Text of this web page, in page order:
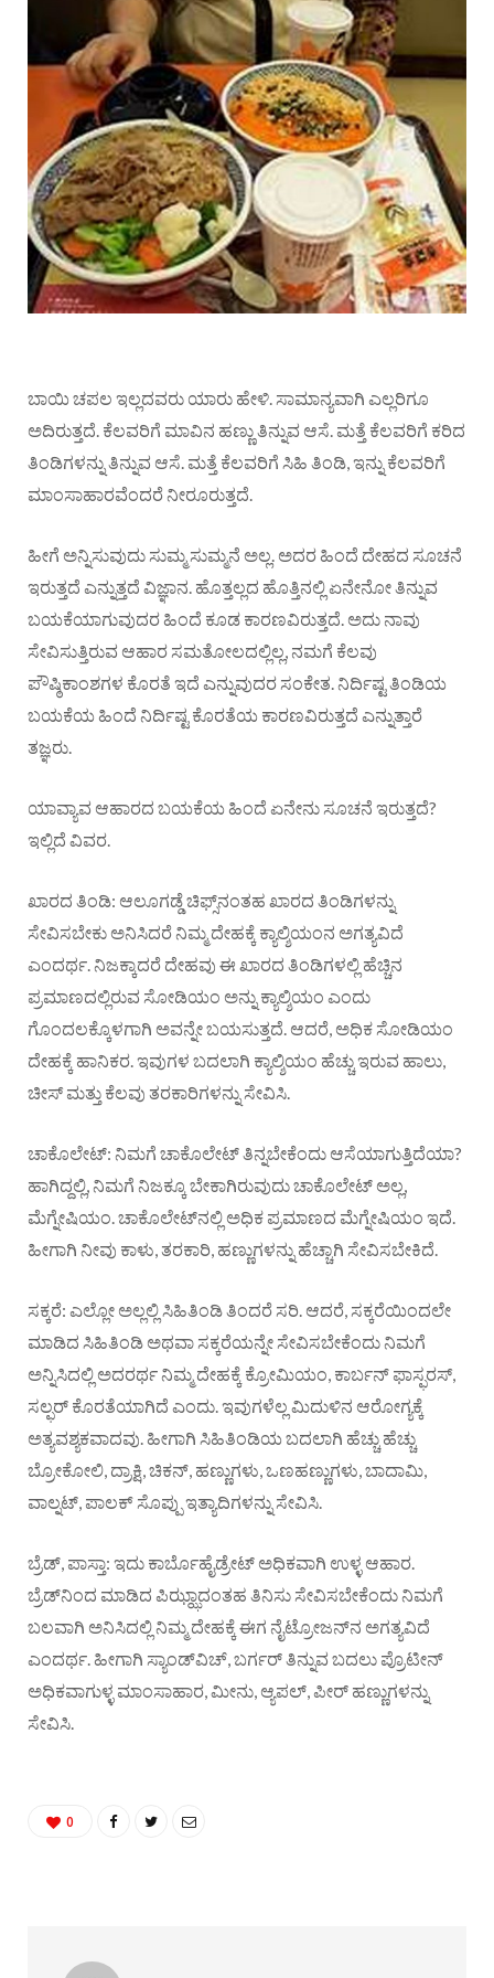
ಬಾಯಿ ಚಪಲ ಇಲ್ಲದವರು ಯಾರು ಹೇಳಿ. ಸಾಮಾನ್ಯವಾಗಿ ಎಲ್ಲರಿಗೂ
ಅದಿರುತ್ತದೆ. ಕೆಲವರಿಗೆ ಮಾವಿನ ಹಣ್ಣು ತಿನ್ನುವ ಆಸೆ. ಮತ್ತೆ ಕೆಲವರಿಗೆ ಕರಿದ
ತಿಂಡಿಗಳನ್ನು ತಿನ್ನುವ ಆಸೆ. ಮತ್ತೆ ಕೆಲವರಿಗೆ ಸಿಹಿ ತಿಂಡಿ, ಇನ್ನು ಕೆಲವರಿಗೆ
ಮಾಂಸಾಹಾರವೆಂದರೆ ನೀರೂರುತ್ತದೆ.
ಹೀಗೆ ಅನ್ನಿಸುವುದು ಸುಮ್ಮ ಸುಮ್ಮನೆ ಅಲ್ಲ. ಅದರ ಹಿಂದೆ ದೇಹದ ಸೂಚನೆ
ಇರುತ್ತದೆ ಎನ್ನುತ್ತದೆ ವಿಜ್ಞಾನ. ಹೊತ್ತಲ್ಲದ ಹೊತ್ತಿನಲ್ಲಿ ಏನೇನೋ ತಿನ್ನುವ
ಬಯಕೆಯಾಗುವುದರ ಹಿಂದೆ ಕೂಡ ಕಾರಣವಿರುತ್ತದೆ. ಅದು ನಾವು
ಸೇವಿಸುತ್ತಿರುವ ಆಹಾರ ಸಮತೋಲದಲ್ಲಿಲ್ಲ, ನಮಗೆ ಕೆಲವು
ಪೌಷ್ಠಿಕಾಂಶಗಳ ಕೊರತೆ ಇದೆ ಎನ್ನುವುದರ ಸಂಕೇತ. ನಿರ್ದಿಷ್ಟ ತಿಂಡಿಯ
ಬಯಕೆಯ ಹಿಂದೆ ನಿರ್ದಿಷ್ಟ ಕೊರತೆಯ ಕಾರಣವಿರುತ್ತದೆ ಎನ್ನುತ್ತಾರೆ
ತಜ್ಞರು.
ಯಾವ್ಯಾವ ಆಹಾರದ ಬಯಕೆಯ ಹಿಂದೆ ಏನೇನು ಸೂಚನೆ ಇರುತ್ತದೆ?
ಇಲ್ಲಿದೆ ವಿವರ.
ಖಾರದ ತಿಂಡಿ: ಆಲೂಗಡ್ಡೆ ಚಿಫ್ಸ್‌ನಂತಹ ಖಾರದ ತಿಂಡಿಗಳನ್ನು
ಸೇವಿಸಬೇಕು ಅನಿಸಿದರೆ ನಿಮ್ಮ ದೇಹಕ್ಕೆ ಕ್ಯಾಲ್ಶಿಯಂನ ಅಗತ್ಯವಿದೆ
ಎಂದರ್ಥ. ನಿಜಕ್ಕಾದರೆ ದೇಹವು ಈ ಖಾರದ ತಿಂಡಿಗಳಲ್ಲಿ ಹೆಚ್ಚಿನ
ಪ್ರಮಾಣದಲ್ಲಿರುವ ಸೋಡಿಯಂ ಅನ್ನು ಕ್ಯಾಲ್ಶಿಯಂ ಎಂದು
ಗೊಂದಲಕ್ಕೊಳಗಾಗಿ ಅವನ್ನೇ ಬಯಸುತ್ತದೆ. ಆದರೆ, ಅಧಿಕ ಸೋಡಿಯಂ
ದೇಹಕ್ಕೆ ಹಾನಿಕರ. ಇವುಗಳ ಬದಲಾಗಿ ಕ್ಯಾಲ್ಶಿಯಂ ಹೆಚ್ಚು ಇರುವ ಹಾಲು,
ಚೀಸ್‌ ಮತ್ತು ಕೆಲವು ತರಕಾರಿಗಳನ್ನು ಸೇವಿಸಿ.
ಚಾಕೊಲೇಟ್‌: ನಿಮಗೆ ಚಾಕೊಲೇಟ್‌ ತಿನ್ನಬೇಕೆಂದು ಆಸೆಯಾಗುತ್ತಿದೆಯಾ?
ಹಾಗಿದ್ದಲ್ಲಿ, ನಿಮಗೆ ನಿಜಕ್ಕೂ ಬೇಕಾಗಿರುವುದು ಚಾಕೊಲೇಟ್‌ ಅಲ್ಲ,
ಮೆಗ್ನೇಷಿಯಂ. ಚಾಕೊಲೇಟ್‌ನಲ್ಲಿ ಅಧಿಕ ಪ್ರಮಾಣದ ಮೆಗ್ನೇಷಿಯಂ ಇದೆ.
ಹೀಗಾಗಿ ನೀವು ಕಾಳು, ತರಕಾರಿ, ಹಣ್ಣುಗಳನ್ನು ಹೆಚ್ಚಾಗಿ ಸೇವಿಸಬೇಕಿದೆ.
ಸಕ್ಕರೆ: ಎಲ್ಲೋ ಅಲ್ಲಲ್ಲಿ ಸಿಹಿತಿಂಡಿ ತಿಂದರೆ ಸರಿ. ಆದರೆ, ಸಕ್ಕರೆಯಿಂದಲೇ
ಮಾಡಿದ ಸಿಹಿತಿಂಡಿ ಅಥವಾ ಸಕ್ಕರೆಯನ್ನೇ ಸೇವಿಸಬೇಕೆಂದು ನಿಮಗೆ
ಅನ್ನಿಸಿದಲ್ಲಿ ಅದರರ್ಥ ನಿಮ್ಮ ದೇಹಕ್ಕೆ ಕ್ರೋಮಿಯಂ, ಕಾರ್ಬನ್‌ ಫಾಸ್ಫರಸ್‌,
ಸಲ್ಫರ್‌ ಕೊರತೆಯಾಗಿದೆ ಎಂದು. ಇವುಗಳೆಲ್ಲ ಮಿದುಳಿನ ಆರೋಗ್ಯಕ್ಕೆ
ಅತ್ಯವಶ್ಯಕವಾದವು. ಹೀಗಾಗಿ ಸಿಹಿತಿಂಡಿಯ ಬದಲಾಗಿ ಹೆಚ್ಚು ಹೆಚ್ಚು
ಬ್ರೋಕೋಲಿ, ದ್ರಾಕ್ಷಿ, ಚಿಕನ್‌, ಹಣ್ಣುಗಳು, ಒಣಹಣ್ಣುಗಳು, ಬಾದಾಮಿ,
ವಾಲ್ನಟ್‌, ಪಾಲಕ್‌ ಸೊಪ್ಪು ಇತ್ಯಾದಿಗಳನ್ನು ಸೇವಿಸಿ.
ಬ್ರೆಡ್‌, ಪಾಸ್ತಾ: ಇದು ಕಾರ್ಬೊಹೈಡ್ರೇಟ್‌ ಅಧಿಕವಾಗಿ ಉಳ್ಳ ಆಹಾರ.
ಬ್ರೆಡ್‌ನಿಂದ ಮಾಡಿದ ಪಿಝ್ಝಾದಂತಹ ತಿನಿಸು ಸೇವಿಸಬೇಕೆಂದು ನಿಮಗೆ
ಬಲವಾಗಿ ಅನಿಸಿದಲ್ಲಿ ನಿಮ್ಮ ದೇಹಕ್ಕೆ ಈಗ ನೈಟ್ರೋಜನ್‌ನ ಅಗತ್ಯವಿದೆ
ಎಂದರ್ಥ. ಹೀಗಾಗಿ ಸ್ಯಾಂಡ್‌ವಿಚ್‌, ಬರ್ಗರ್‌ ತಿನ್ನುವ ಬದಲು ಪ್ರೊಟೀನ್‌
ಅಧಿಕವಾಗುಳ್ಳ ಮಾಂಸಾಹಾರ, ಮೀನು, ಆ್ಯಪಲ್‌, ಪೀರ್‌ ಹಣ್ಣುಗಳನ್ನು
ಸೇವಿಸಿ.
0